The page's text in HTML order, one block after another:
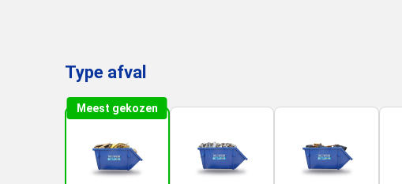
Type afval
Meest gekozen